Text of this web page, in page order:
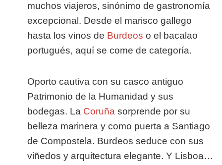
muchos viajeros, sinónimo de gastronomía
excepcional. Desde el marisco gallego
hasta los vinos de Burdeos o el bacalao
portugués, aquí se come de categoría.
Oporto cautiva con su casco antiguo
Patrimonio de la Humanidad y sus
bodegas. La Coruña sorprende por su
belleza marinera y como puerta a Santiago
de Compostela. Burdeos seduce con sus
viñedos y arquitectura elegante. Y Lisboa…